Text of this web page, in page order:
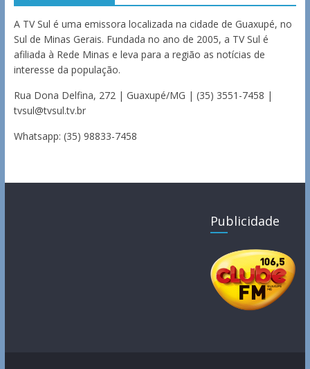
A TV Sul é uma emissora localizada na cidade de Guaxupé, no
Sul de Minas Gerais. Fundada no ano de 2005, a TV Sul é
afiliada à Rede Minas e leva para a região as notícias de
interesse da população.
Rua Dona Delfina, 272 | Guaxupé/MG | (35) 3551-7458 |
tvsul@tvsul.tv.br
Whatsapp: (35) 98833-7458
Publicidade